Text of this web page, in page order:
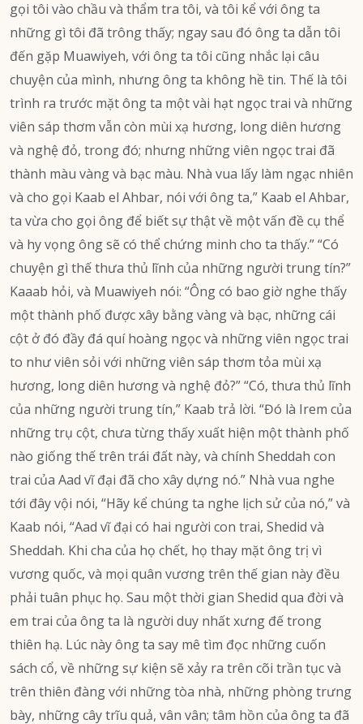
gọi tôi vào chầu và thẩm tra tôi, và tôi kể với ông ta
những gì tôi đã trông thấy; ngay sau đó ông ta dẫn tôi
đến gặp Muawiyeh, với ông ta tôi cũng nhắc lại câu
chuyện của mình, nhưng ông ta không hề tin. Thế là tôi
trình ra trước mặt ông ta một vài hạt ngọc trai và những
viên sáp thơm vẫn còn mùi xạ hương, long diên hương
và nghệ đỏ, trong đó; nhưng những viên ngọc trai đã
thành màu vàng và bạc màu. Nhà vua lấy làm ngạc nhiên
và cho gọi Kaab el Ahbar, nói với ông ta,” Kaab el Ahbar,
ta vừa cho gọi ông để biết sự thật về một vấn đề cụ thể
và hy vọng ông sẽ có thể chứng minh cho ta thấy.” “Có
chuyện gì thế thưa thủ lĩnh của những người trung tín?”
Kaaab hỏi, và Muawiyeh nói: “Ông có bao giờ nghe thấy
một thành phố được xây bằng vàng và bạc, những cái
cột ở đó đầy đá quí hoàng ngọc và những viên ngọc trai
to như viên sỏi với những viên sáp thơm tỏa mùi xạ
hương, long diên hương và nghệ đỏ?” “Có, thưa thủ lĩnh
của những người trung tín,” Kaab trả lời. “Đó là Irem của
những trụ cột, chưa từng thấy xuất hiện một thành phố
nào giống thế trên trái đất này, và chính Sheddah con
trai của Aad vĩ đại đã cho xây dựng nó.” Nhà vua nghe
tới đây vội nói, “Hãy kể chúng ta nghe lịch sử của nó,” và
Kaab nói, “Aad vĩ đại có hai người con trai, Shedid và
Sheddah. Khi cha của họ chết, họ thay mặt ông trị vì
vương quốc, và mọi quân vương trên thế gian này đều
phải tuân phục họ. Sau một thời gian Shedid qua đời và
em trai của ông ta là người duy nhất xưng đế trong
thiên hạ. Lúc này ông ta say mê tìm đọc những cuốn
sách cổ, về những sự kiện sẽ xảy ra trên cõi trần tục và
trên thiên đàng với những tòa nhà, những phòng trưng
bày, những cây trĩu quả, vân vân; tâm hồn của ông ta đã